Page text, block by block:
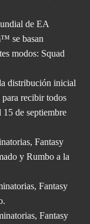
de EA
se basan
modos: Squad
distribución inicial
recibir todos
15 de septiembre
Fantasy
y Rumbo a la
Fantasy
Fantasy